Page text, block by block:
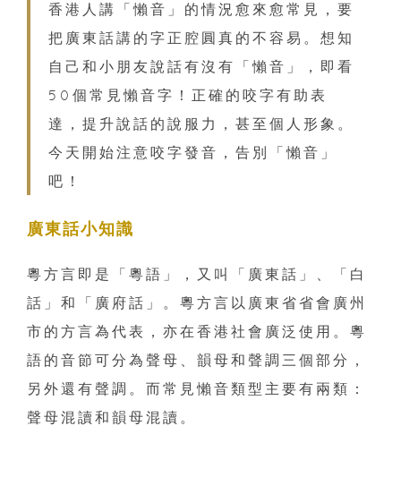
香港人講「懶音」的情況愈來愈常見，要
把廣東話講的字正腔圓真的不容易。想知
自己和小朋友說話有沒有「懶音」，即看
50個常見懶音字！正確的咬字有助表
達，提升說話的說服力，甚至個人形象。
今天開始注意咬字發音，告別「懶音」
吧！
廣東話小知識
粵方言即是「粵語」，又叫「廣東話」、「白
話」和「廣府話」。粵方言以廣東省省會廣州
市的方言為代表，亦在香港社會廣泛使用。粵
語的音節可分為聲母、韻母和聲調三個部分，
另外還有聲調。而常見懶音類型主要有兩類：
聲母混讀和韻母混讀。